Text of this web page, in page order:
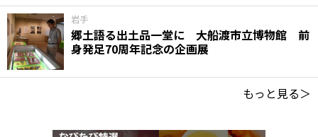
岩手
郷土語る出土品一堂に 大船渡市立博物館 前
身発足70周年記念の企画展
もっと見る＞